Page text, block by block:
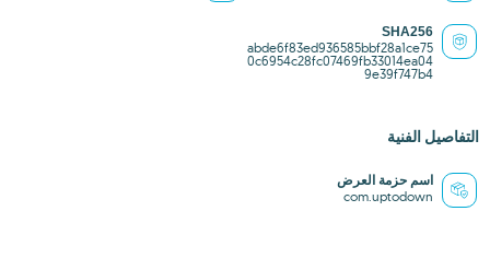
SHA256
abde6f83ed936585bbf28a1ce75
0c6954c28fc07469fb33014ea04
9e39f747b4
التفاصيل الفنية
اسم حزمة العرض
com.uptodown